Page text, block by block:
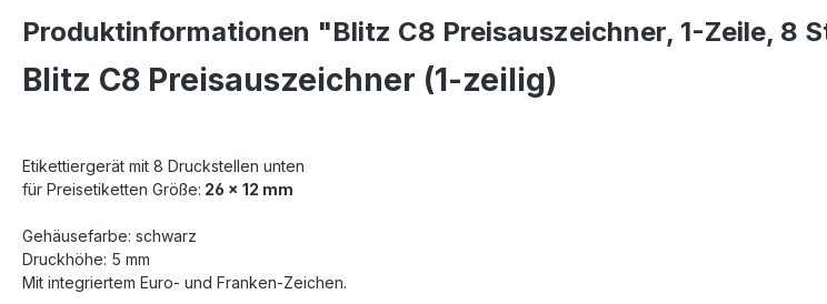
Produktinformationen "Blitz C8 Preisauszeichner, 1-Zeile, 8
Blitz C8 Preisauszeichner (1-zeilig)
Etikettiergerät mit 8 Druckstellen unten
für Preisetiketten Größe: 26 x 12 mm
Gehäusefarbe: schwarz
Druckhöhe: 5 mm
Mit integriertem Euro- und Franken-Zeichen.